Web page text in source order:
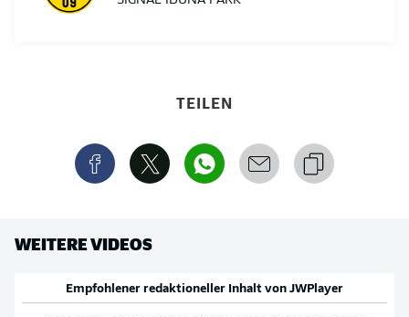
TEILEN
WEITERE VIDEOS
Empfohlener redaktioneller Inhalt von JWPlayer